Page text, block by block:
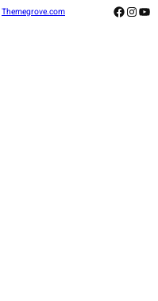
Themegrove.com